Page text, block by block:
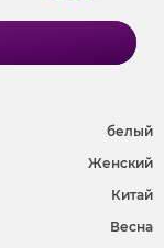
белый
Женский
Китай
Весна